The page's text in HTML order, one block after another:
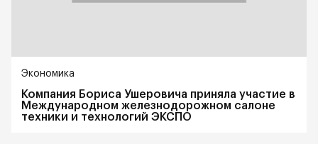
Экономика
Компания Бориса Ушеровича приняла участие в
Международном железнодорожном салоне
техники и технологий ЭКСПО